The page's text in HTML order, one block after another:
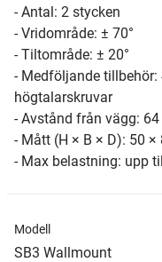
- Antal: 2 stycken
- Vridområde: ± 70°
- Tiltområde: ± 20°
- Medföljande tillbehör:
högtalarskruvar
- Avstånd från vägg:
- Mått (H × B × D): 50 ×
- Max belastning: upp
Modell
SB3 Wallmount